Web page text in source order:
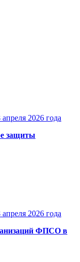
2026 года
защиты
2026 года
ФПСО в